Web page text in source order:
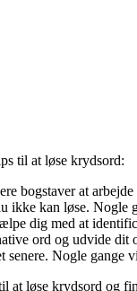
til at løse krydsord:
bogstaver at
kan løse.
dig med at
ord og udvide dit
Nogle
at løse krydsord og